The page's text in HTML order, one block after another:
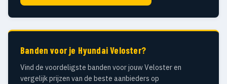
Banden voor je Hyundai Veloster?
Vind de voordeligste banden voor jouw Veloster en
vergelijk prijzen van de beste aanbieders op